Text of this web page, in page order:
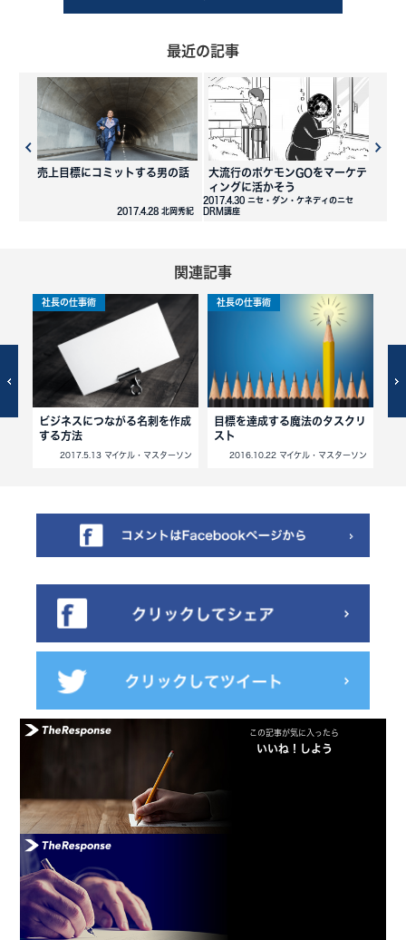
最近の記事
売上目標にコミットする男の話
2017.4.28 北岡秀紀
大流行のポケモンGOをマーケテ
ィングに活かそう
2017.4.30 ニセ・ダン・ケネディのニセ
DRM講座
関連記事
社長の仕事術
ビジネスにつながる名刺を作成
する方法
2017.5.13 マイケル・マスターソン
社長の仕事術
目標を達成する魔法のタスクリ
スト
2016.10.22 マイケル・マスターソン
この記事が気に入ったら
いいね！しよう